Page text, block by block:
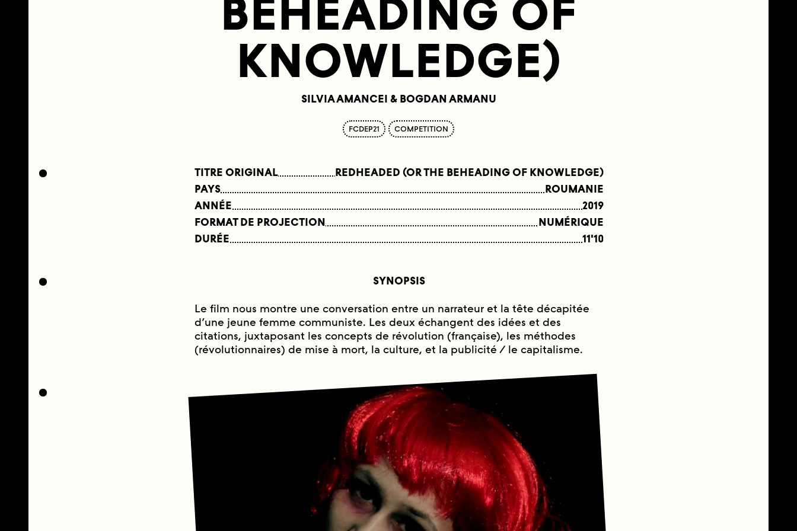
BEHEADING OF
KNOWLEDGE)
SILVIA AMANCEI & BOGDAN ARMANU
FCDEP21 COMPETITION
TITRE ORIGINAL
REDHEADED (OR THE BEHEADING OF KNOWLEDGE)
PAYS
ROUMANIE
ANNÉE
2019
FORMAT DE PROJECTION
NUMÉRIQUE
DURÉE
11'10
SYNOPSIS
Le film nous montre une conversation entre un narrateur et la tête décapitée
d’une jeune femme communiste. Les deux échangent des idées et des
citations, juxtaposant les concepts de révolution (française), les méthodes
(révolutionnaires) de mise à mort, la culture, et la publicité / le capitalisme.